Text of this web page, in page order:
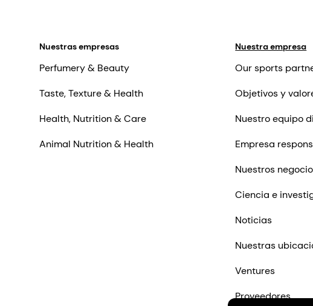
Nuestras empresas
Perfumery & Beauty
Taste, Texture & Health
Health, Nutrition & Care
Animal Nutrition & Health
Nuestra empresa
Our sports
Objetivos y
Nuestro equipo
Empresa
Nuestros
Ciencia e
Noticias
Nuestras
Ventures
Proveedores